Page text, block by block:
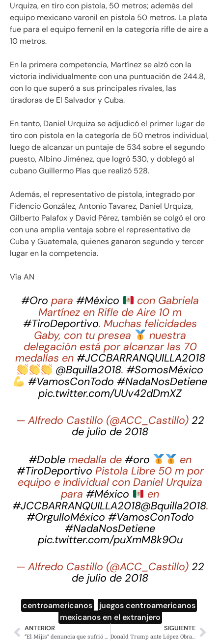
Urquiza, en tiro con pistola, 50 metros; además del
equipo mexicano varonil en pistola 50 metros. La plata
fue para el equipo femenil en la categoría rifle de aire a
10 metros.
En la primera competencia, Martínez se alzó con la
victoria individualmente con una puntuación de 244.8,
con lo que superó a sus principales rivales, las
tiradoras de El Salvador y Cuba.
En tanto, Daniel Urquiza se adjudicó el primer lugar de
tiro con pistola en la categoría de 50 metros individual,
luego de alcanzar un puntaje de 534 sobre el segundo
puesto, Albino Jiménez, que logró 530, y doblegó al
cubano Guillermo Pías que realizó 528.
Además, el representativo de pistola, integrado por
Fidencio González, Antonio Tavarez, Daniel Urquiza,
Gilberto Palafox y David Pérez, también se colgó el oro
con una amplia ventaja sobre el representativo de
Cuba y Guatemala, quienes ganaron segundo y tercer
lugar en la competencia.
Vía AN
#Oro para #México
con Gabriela
Martínez en Rifle de Aire 10 m
#TiroDeportivo. Muchas felicidades
Gaby, con tu presea
nuestra
delegación está por alcanzar las 70
medallas en #JCCBARRANQUILLA2018
@Bquilla2018.#SomosMéxico
#VamosConTodo #NadaNosDetiene
pic.twitter.com/UUv42dDmXZ
— Alfredo Castillo (@ACC_Castillo) 22
de julio de 2018
#Doblemedalla de #oro
en
#TiroDeportivo Pistola Libre 50 m por
equipo e individual con Daniel Urquiza
para#México
en
#JCCBARRANQUILLA2018@Bquilla2018.
#OrgulloMéxico #VamosConTodo
#NadaNosDetiene
pic.twitter.com/puXmM8k9Ou
— Alfredo Castillo (@ACC_Castillo) 22
de julio de 2018
centroamericanos juegos centroamericanos
mexicanos en el extranjero
ANTERIOR
“El Mijis” denuncia que sufrió atentado cuando circulaba en automóvil por SLP
SIGUIENTE
Donald Trump ante López Obrador